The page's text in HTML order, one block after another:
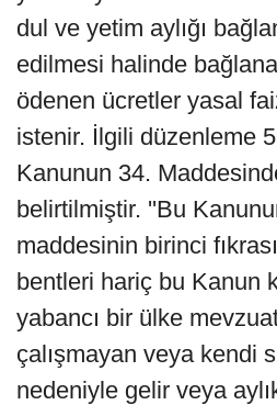
dul ve yetim aylığı
edilmesi halinde
ödenen ücretler yasal
istenir. İlgili düzenleme
Kanunun 34.
belirtilmiştir. ''Bu
maddesinin birinci
bentleri hariç bu Kanun
yabancı bir ülke
çalışmayan veya kendi
nedeniyle gelir veya